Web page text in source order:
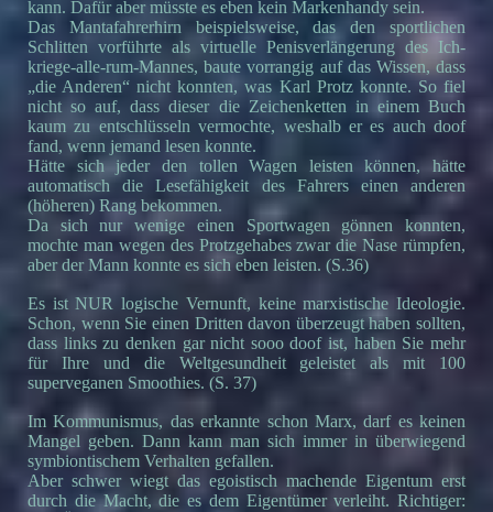
kann. Dafür aber müsste es eben kein Markenhandy sein.
Das Mantafahrerhirn beispielsweise, das den sportlichen
Schlitten vorführte als virtuelle Penisverlängerung des Ich-
kriege-alle-rum-Mannes, baute vorrangig auf das Wissen, dass
„die Anderen“ nicht konnten, was Karl Protz konnte. So fiel
nicht so auf, dass dieser die Zeichenketten in einem Buch
kaum zu entschlüsseln vermochte, weshalb er es auch doof
fand, wenn jemand lesen konnte.
Hätte sich jeder den tollen Wagen leisten können, hätte
automatisch die Lesefähigkeit des Fahrers einen anderen
(höheren) Rang bekommen.
Da sich nur wenige einen Sportwagen gönnen konnten,
mochte man wegen des Protzgehabes zwar die Nase rümpfen,
aber der Mann konnte es sich eben leisten. (S.36)
Es ist NUR logische Vernunft, keine marxistische Ideologie.
Schon, wenn Sie einen Dritten davon überzeugt haben sollten,
dass links zu denken gar nicht sooo doof ist, haben Sie mehr
für Ihre und die Weltgesundheit geleistet als mit 100
superveganen Smoothies. (S. 37)
Im Kommunismus, das erkannte schon Marx, darf es keinen
Mangel geben. Dann kann man sich immer in überwiegend
symbiontischem Verhalten gefallen.
Aber schwer wiegt das egoistisch machende Eigentum erst
durch die Macht, die es dem Eigentümer verleiht. Richtiger: